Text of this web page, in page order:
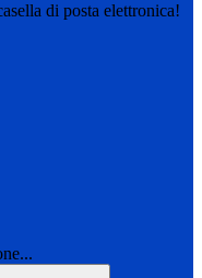
di posta elettronica!